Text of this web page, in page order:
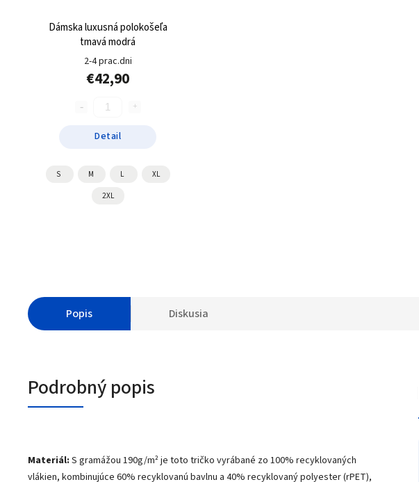
Dámska luxusná polokošeľa
tmavá modrá
2-4 prac.dni
€42,90
Detail
S M L XL
2XL
Popis Diskusia
Podrobný popis
Materiál: S gramážou 190g/m² je toto tričko vyrábané zo 100% recyklovaných
vlákien, kombinujúce 60% recyklovanú bavlnu a 40% recyklovaný polyester (rPET),